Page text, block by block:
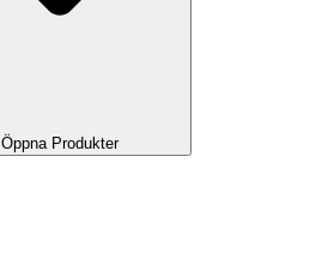
Öppna Produkter